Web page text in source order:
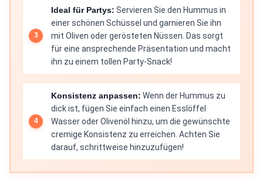
Ideal für Partys: Servieren Sie den Hummus in
einer schönen Schüssel und garnieren Sie ihn
mit Oliven oder gerösteten Nüssen. Das sorgt
für eine ansprechende Präsentation und macht
ihn zu einem tollen Party-Snack!
Konsistenz anpassen: Wenn der Hummus zu
dick ist, fügen Sie einfach einen Esslöffel
Wasser oder Olivenöl hinzu, um die gewünschte
cremige Konsistenz zu erreichen. Achten Sie
darauf, schrittweise hinzuzufügen!